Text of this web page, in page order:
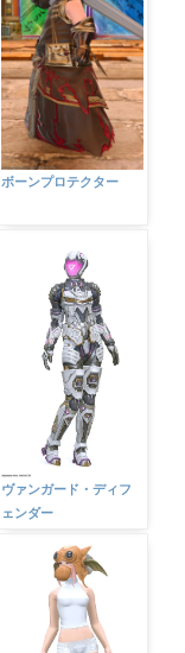
ボーンプロテクター
ヴァンガード・ディフ
ェンダー